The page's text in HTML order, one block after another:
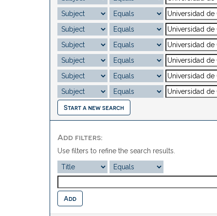
Start a new search
Add filters:
Use filters to refine the search results.